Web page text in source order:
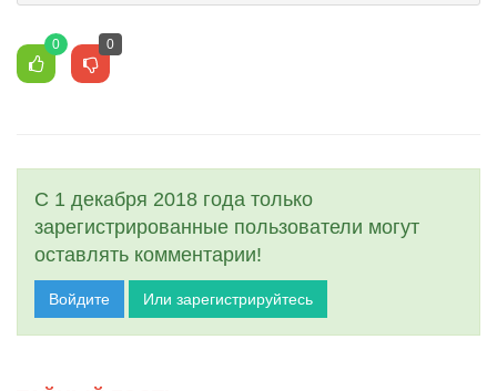
0 0
С 1 декабря 2018 года только
зарегистрированные пользователи могут
оставлять комментарии!
Войдите Или зарегистрируйтесь